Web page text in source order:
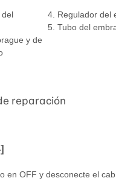
del
y de
4. Regulador del
5. Tubo del
reparación
en OFF y desconecte el